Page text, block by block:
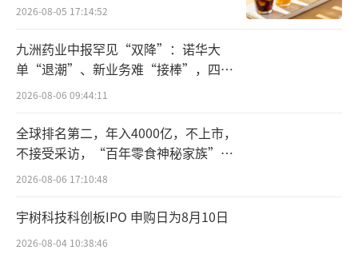
零巧F8s平嵌冰箱、西门子无界平嵌法式多门冰
箱、西门子AI超氧真空舱无界Pro系列冰箱等多
款新品即将迎来上市。
升级，提供阳台、厨房、客厅等智慧家庭全场
景解决方案，为消费者带来沉浸式选购新体
验。2024年，双方还将落地超230场“AI魔法厨
房”、“焕新超氧体验”、“主题游园会”等
门店特色体验活动，让消费者近距离体验家电
2026-08-05 17:14:52
九洲药业中报罕见“双降”：诺华大
单“退潮”、新业务难“接棒”，四大
难关待闯
2026-08-06 09:44:11
全球排名第二，年入4000亿，不上市，
不接受采访，“百年零食神秘家族”浮
出水面？
2026-08-06 17:10:48
宇树科技科创板IPO 申购日为8月10日
2026-08-04 10:38:46